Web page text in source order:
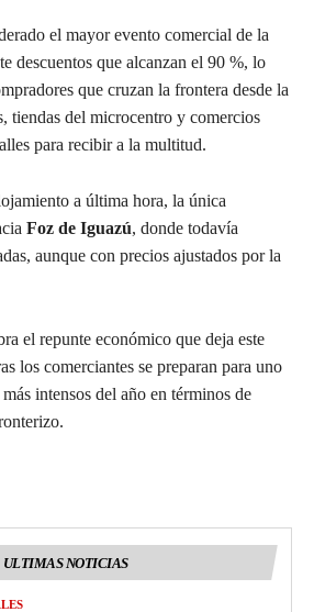
el mayor evento comercial de la
descuentos que alcanzan el 90 %, lo
que cruzan la frontera desde la
tiendas del microcentro y comercios
para recibir a la multitud.
a última hora, la única
Foz de Iguazú, donde todavía
aunque con precios ajustados por la
el repunte económico que deja este
los comerciantes se preparan para uno
intensos del año en términos de
ULTIMAS NOTICIAS